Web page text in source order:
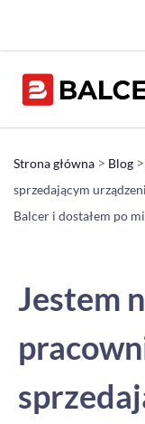
Strona główna > Blog >
sprzedającym
Balcer i dostałem po
Jestem